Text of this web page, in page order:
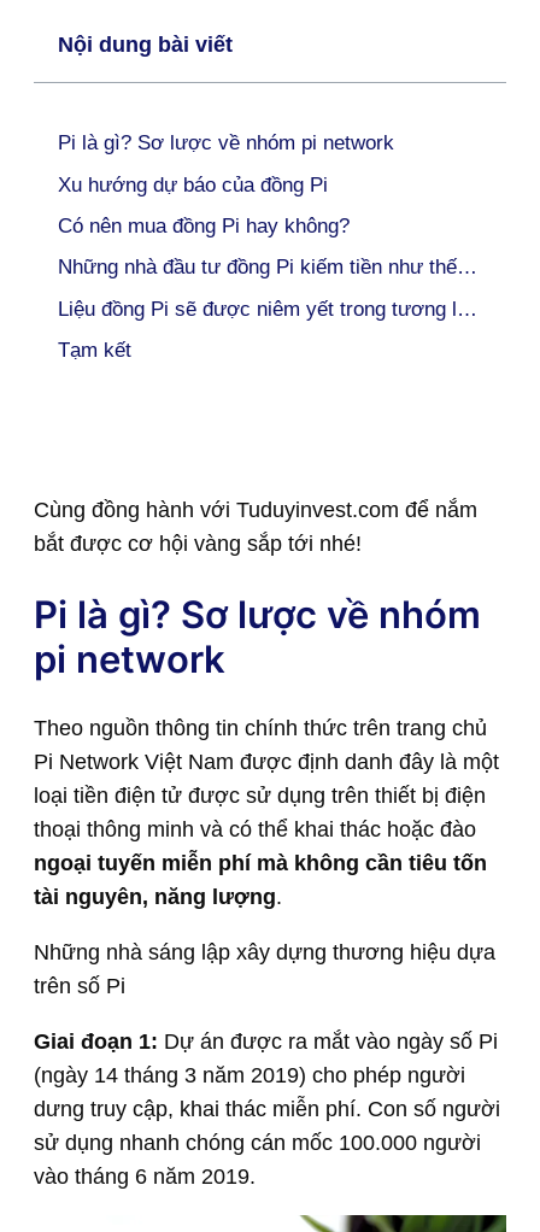
Nội dung bài viết
Pi là gì? Sơ lược về nhóm pi network
Xu hướng dự báo của đồng Pi
Có nên mua đồng Pi hay không?
Những nhà đầu tư đồng Pi kiếm tiền như thế nào?
Liệu đồng Pi sẽ được niêm yết trong tương lai?
Tạm kết
Cùng đồng hành với Tuduyinvest.com để nắm
bắt được cơ hội vàng sắp tới nhé!
Pi là gì? Sơ lược về nhóm
pi network
Theo nguồn thông tin chính thức trên trang chủ
Pi Network Việt Nam được định danh đây là một
loại tiền điện tử được sử dụng trên thiết bị điện
thoại thông minh và có thể khai thác hoặc đào
ngoại tuyến miễn phí mà không cần tiêu tốn
tài nguyên, năng lượng.
Những nhà sáng lập xây dựng thương hiệu dựa
trên số Pi
Giai đoạn 1: Dự án được ra mắt vào ngày số Pi
(ngày 14 tháng 3 năm 2019) cho phép người
dưng truy cập, khai thác miễn phí. Con số người
sử dụng nhanh chóng cán mốc 100.000 người
vào tháng 6 năm 2019.